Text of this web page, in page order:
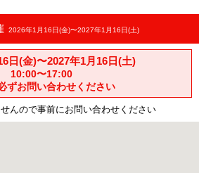
2026年1月16日(金)〜2027年1月16日(土)
日(金)〜2027年1月16日(土)
10:00〜17:00
ずお問い合わせください
んので事前にお問い合わせください